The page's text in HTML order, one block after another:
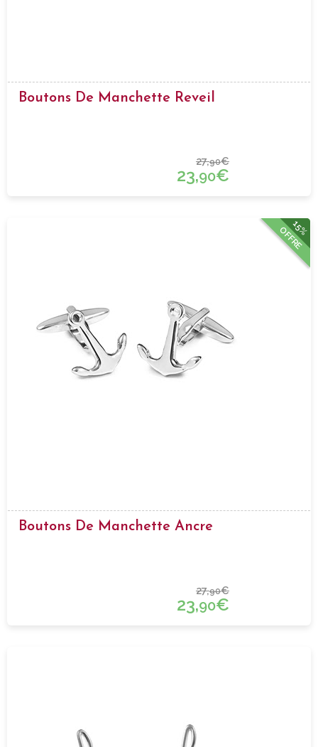
Boutons De Manchette Reveil
27,90€
23,90€
15%
OFFRE
Boutons De Manchette Ancre
27,90€
23,90€